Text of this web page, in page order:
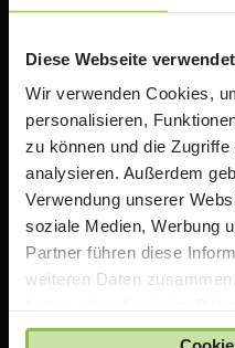
Diese Webseite
Wir verwenden Cookies,
personalisieren,
zu können und die
analysieren. Außerdem
Verwendung unserer
soziale Medien, Werbung
Partner führen diese
weiteren Daten
gesammelt haben.
Rabatten auf Apple
das Thema iPad in der
Wichtiger Hinweis
Die auf TeacherStore.de
bereits spezielle Rabatte
Für den Einkauf im
aktuellen Nachweis über
anerkannten
Zahlung bei uns